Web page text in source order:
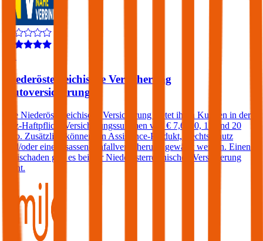
Niederösterreichische Versicherung
Autoversicherung
Die Niederösterreichische Versicherung bietet ihren Kunden in der
Kfz-Haftpflicht Versicherungssummen von € 7,6, 10, 15 und 20
Mio. Zusätzlich können ein Assistance-Produkt, Rechtsschutz
und/oder eine Insassen-Unfallversicherung gewählt werden. Einen
Freischaden gibt es bei der Niederösterreichischen Versicherung
nicht.